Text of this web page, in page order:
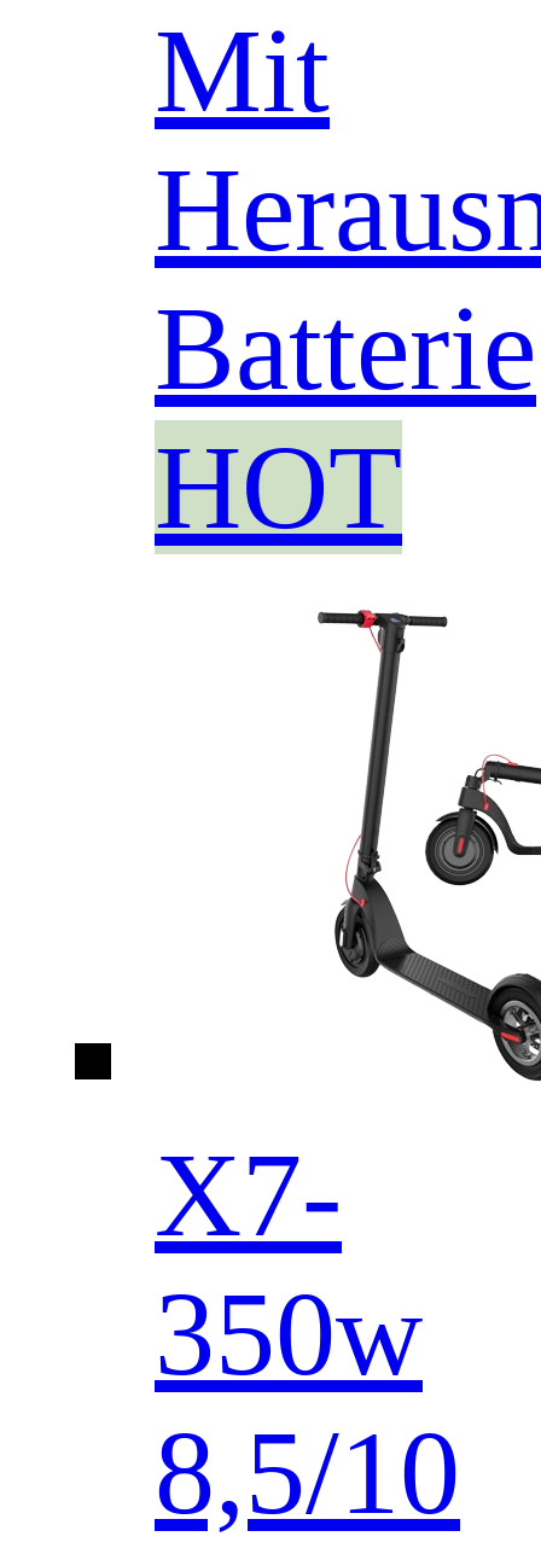
Mit
Batterie
HOT
X7-
350w
8,5/10